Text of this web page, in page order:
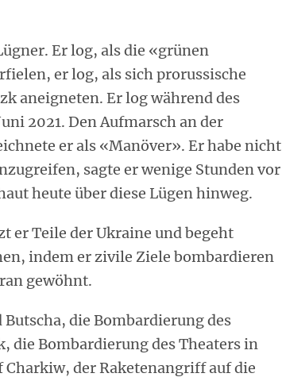
Er log, als die «grünen
er log, als sich prorussische
aneigneten. Er log während des
2021. Den Aufmarsch an der
er als «Manöver». Er habe nicht
sagte er wenige Stunden vor
heute über diese Lügen hinweg.
er Teile der Ukraine und begeht
indem er zivile Ziele bombardieren
gewöhnt.
die Bombardierung des
die Bombardierung des Theaters in
der Raketenangriff auf die